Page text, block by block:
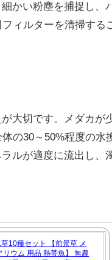
かい粉塵を捕捉し、
ィルターを清掃する
大切です。メダカが
の30～50%程度の水
ルが適度に流出し、
10種セット 【前景草 メ
リウム 用品 熱帯魚】 無農